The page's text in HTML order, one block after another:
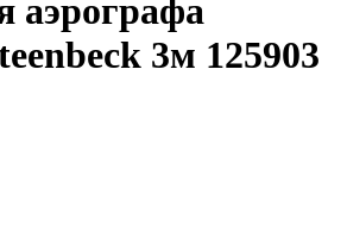
аэрографа
3м 125903